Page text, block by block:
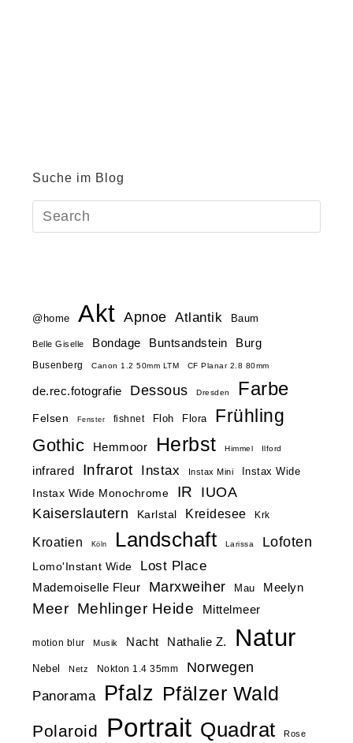
Suche im Blog
@home Akt Apnoe Atlantik Baum
Belle Giselle Bondage Buntsandstein Burg
Busenberg Canon 1.2 50mm LTM CF Planar 2.8 80mm
de.rec.fotografie Dessous Dresden Farbe
Felsen Fenster fishnet Floh Flora Frühling
Gothic Hemmoor Herbst Himmel Ilford
infrared Infrarot Instax Instax Mini
Instax Wide
Instax Wide Monochrome
IR
IUOA
Kaiserslautern
Karlstal Kreidesee Krk
Kroatien Köln Landschaft Larissa Lofoten
Lomo'Instant Wide Lost Place
Mademoiselle Fleur Marxweiher Mau Meelyn
Meer Mehlinger Heide Mittelmeer
motion blur Musik Nacht Nathalie Z. Natur
Nebel Netz Nokton 1.4 35mm Norwegen
Panorama Pfalz Pfälzer Wald
Polaroid Portrait Quadrat Rose